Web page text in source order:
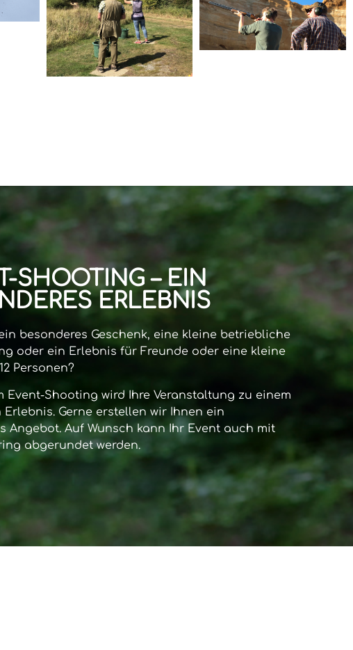
SHOOTING – EIN
ERLEBNIS
besonderes Geschenk, eine kleine betriebliche
oder ein Erlebnis für Freunde oder eine kleine
Personen?
Event-Shooting wird Ihre Veranstaltung zu einem
Erlebnis. Gerne erstellen wir Ihnen ein
Angebot. Auf Wunsch kann Ihr Event auch mit
abgerundet werden.